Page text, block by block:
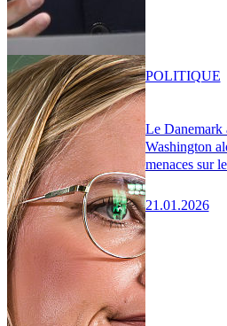
Le Danemark
Washington
menaces sur
21.01.2026
POLITIQUE